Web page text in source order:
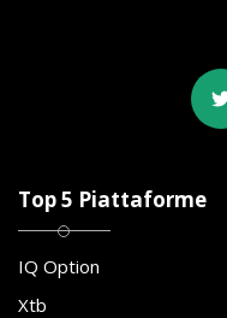
Top 5 Piattaforme
IQ Option
Xtb